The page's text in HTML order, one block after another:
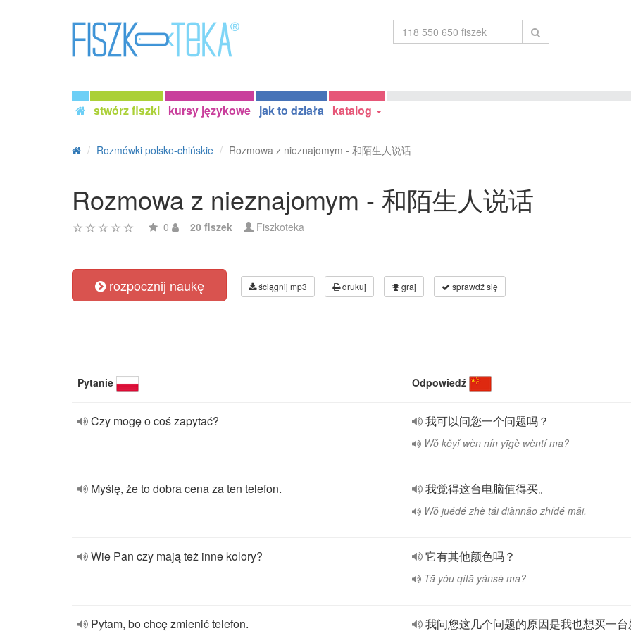
stwórz fiszki kursy językowe jak to działa katalog
Rozmówki polsko-chińskie Rozmowa z nieznajomym - 和陌生人说话
Rozmowa z nieznajomym - 和陌生人说话
0 20 fiszek Fiszkoteka
rozpocznij naukę ściągnij mp3 drukuj graj sprawdź się
Pytanie Odpowiedź
Czy mogę o coś zapytać? 我可以问您一个问题吗？
Wǒ kěyǐ wèn nín yīgè wèntí ma?
Myślę, że to dobra cena za ten telefon. 我觉得这台电脑值得买。
Wǒ juédé zhè tái diànnǎo zhídé mǎi.
Wie Pan czy mają też inne kolory? 它有其他颜色吗？
Tā yǒu qítā yánsè ma?
Pytam, bo chcę zmienić telefon. 我问您这几个问题的原因是我也想买一